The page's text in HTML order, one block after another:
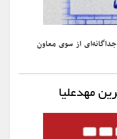
از سوی معاون
مهدعلیا